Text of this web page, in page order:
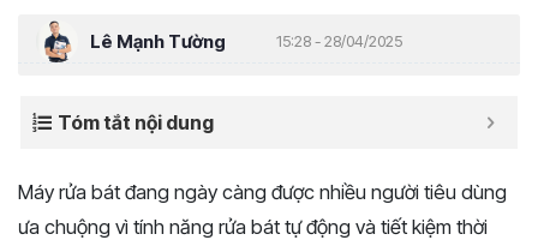
Lê Mạnh Tường 15:28 - 28/04/2025
Tóm tắt nội dung
Máy rửa bát đang ngày càng được nhiều người tiêu dùng
ưa chuộng vì tính năng rửa bát tự động và tiết kiệm thời